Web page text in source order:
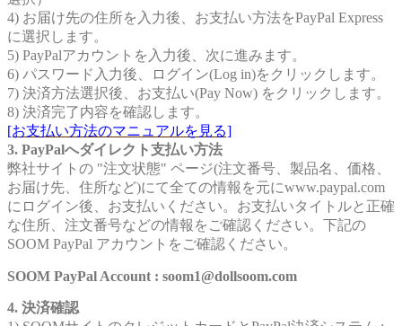
4) お届け先の住所を入力後、お支払い方法をPayPal Express
に選択します。
5) PayPalアカウントを入力後、次に進みます。
6) パスワード入力後、ログイン(Log in)をクリックします。
7) 決済方法選択後、お支払い(Pay Now) をクリックします。
8) 決済完了内容を確認します。
[お支払い方法のマニュアルを見る]
3. PayPalへダイレクト支払い方法
弊社サイトの "注文状態" ページ(注文番号、製品名、価格、
お届け先、住所など)にて全ての情報を元にwww.paypal.com
にログイン後、お支払いください。お支払いタイトルと正確
な住所、注文番号などの情報をご確認ください。下記の
SOOM PayPal アカウントをご確認ください。
SOOM PayPal Account : soom1@dollsoom.com
4. 決済確認